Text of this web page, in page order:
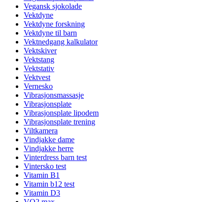
Vegansk sjokolade
Vektdyne
Vektdyne forskning
Vektdyne til barn
Vektnedgang kalkulator
Vektskiver
Vektstang
Vektstativ
Vektvest
Vernesko
Vibrasjonsmassasje
Vibrasjonsplate
Vibrasjonsplate lipodem
Vibrasjonsplate trening
Viltkamera
Vindjakke dame
Vindjakke herre
Vinterdress barn test
Vintersko test
Vitamin B1
Vitamin b12 test
Vitamin D3